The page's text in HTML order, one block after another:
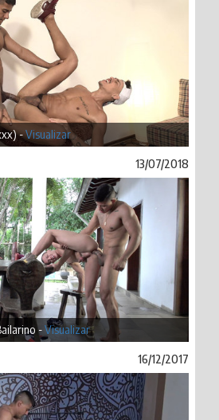
-Visualizar
13/07/2018
-Visualizar
16/12/2017